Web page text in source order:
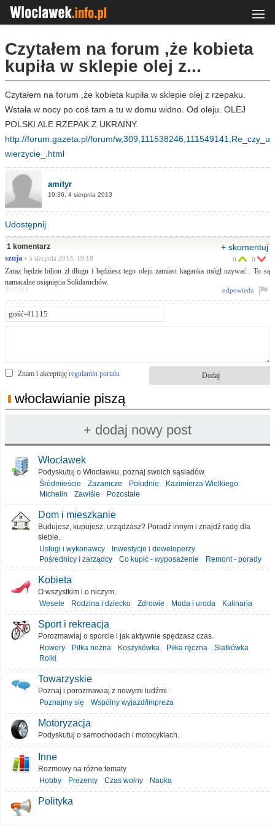
Czytałem na forum ,że kobieta
kupiła w sklepie olej z...
Czytałem na forum ,że kobieta kupiła w sklepie olej z rzepaku.
Wstała w nocy po coś tam a tu w domu widno. Od oleju. OLEJ
POLSKI ALE RZEPAK Z UKRAINY.
http://forum.gazeta.pl/forum/w,309,111538246,111549141,Re_czy_u
wierzycie_.html
amityr
19:36, 4 sierpnia 2013
Udostępnij
1 komentarz + skomentuj
szuja • 5 sierpnia 2013, 19:18
Zaraz będzie bilion zł długu i będziesz tego oleju zamiast kaganka mógł uzywać . To są
namacalne osiąnięcia Solidaruchów.
0 0
odpowiedz
ID:55114
Znam i akceptuję regulamin portalu
włocławianie piszą
Włocławek
Podyskutuj o Włocławku, poznaj swoich sąsiadów.
Śródmieście
Zazamcze Południe
Kazimierza Wielkiego
Michelin
Zawiśle Pozostałe
Dom i mieszkanie
Budujesz, kupujesz, urządzasz? Poradź innym i znajdź radę dla
siebie.
Usługi i wykonawcy
Inwestycje i deweloperzy
Pośrednicy i zarządcy
Co kupić - wyposażenie Remont - porady
Kobieta
O wszystkim i o niczym.
Wesele
Rodzina i dziecko Zdrowie Moda i uroda Kulinaria
Sport i rekreacja
Porozmawiaj o sporcie i jak aktywnie spędzasz czas.
Rowery
Piłka nożna Koszykówka Piłka ręczna
Siatkówka
Rolki
Towarzyskie
Poznaj i porozmawiaj z nowymi ludźmi.
Poznajmy się
Wspólny wyjazd/impreza
Motoryzacja
Podyskutuj o samochodach i motocyklach.
Inne
Rozmowy na różne tematy
Hobby
Prezenty Czas wolny Nauka
Polityka